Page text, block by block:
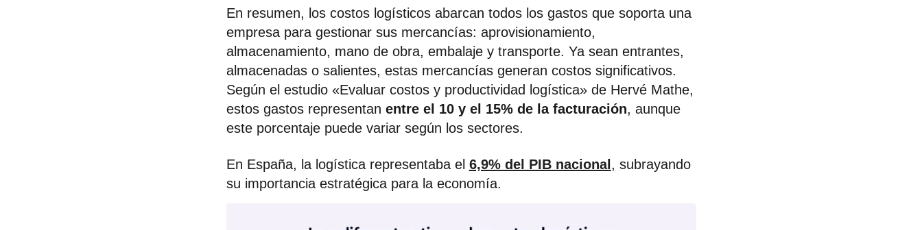
En resumen, los costos logísticos abarcan todos los gastos que soporta una
empresa para gestionar sus mercancías: aprovisionamiento,
almacenamiento, mano de obra, embalaje y transporte. Ya sean entrantes,
almacenadas o salientes, estas mercancías generan costos significativos.
Según el estudio «Evaluar costos y productividad logística» de Hervé Mathe,
estos gastos representan entre el 10 y el 15% de la facturación, aunque
este porcentaje puede variar según los sectores.
En España, la logística representaba el 6,9% del PIB nacional, subrayando
su importancia estratégica para la economía.